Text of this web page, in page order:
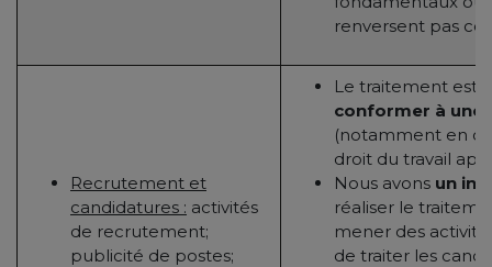
renversent pas
Recrutement et
candidatures : activités
de recrutement;
publicité de postes;
Le traitement est
conformer à une
(notamment en
droit du travail
Nous avons un
réaliser le
mener des
de traiter les